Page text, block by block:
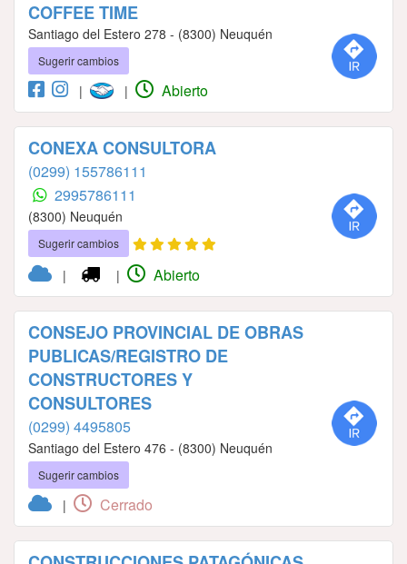
COFFEE TIME
Santiago del Estero 278 - (8300) Neuquén
Sugerir cambios
| | Abierto
CONEXA CONSULTORA
(0299) 155786111
2995786111
(8300) Neuquén
Sugerir cambios
| | Abierto
CONSEJO PROVINCIAL DE OBRAS
PUBLICAS/REGISTRO DE
CONSTRUCTORES Y
CONSULTORES
(0299) 4495805
Santiago del Estero 476 - (8300) Neuquén
Sugerir cambios
| Cerrado